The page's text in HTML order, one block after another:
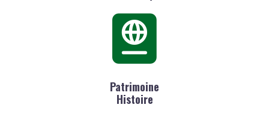
Patrimoine
Histoire